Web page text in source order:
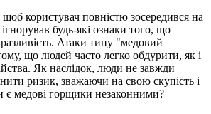
користувач повністю зосередився на
будь-які ознаки того, що
Атаки типу "медовий
що людей часто легко обдурити, як і
Як наслідок, люди не завжди
ризик, зважаючи на свою скупість і
медові горщики незаконними?